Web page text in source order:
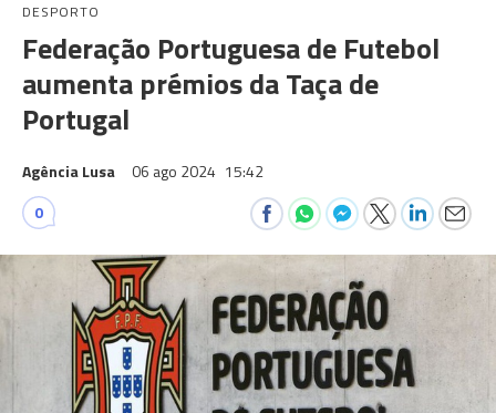
DESPORTO
Federação Portuguesa de Futebol
aumenta prémios da Taça de
Portugal
Agência Lusa 06 ago 2024 15:42
0